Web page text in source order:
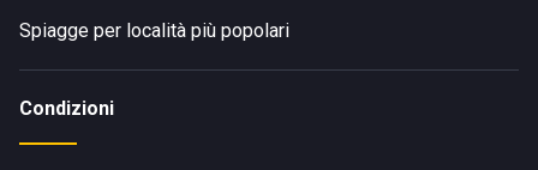
Spiagge per località più popolari
Condizioni